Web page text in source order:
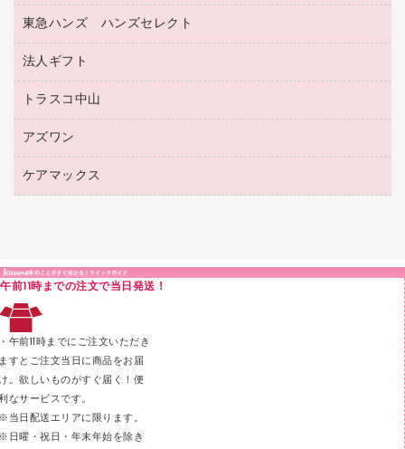
ファイルボックス
パイプ式ファイル
その他ファイル
クリヤーホルダー
クリヤーブック（差替式）
クリヤーブック（固定式）
Ｚ式ファイル
２穴リフィル・２穴インデックス
ホワイトボード用マーカー
ボールペン（油性）
ボールペン（ゲルインク）
シャープペンシル用替芯
電話台
接着用品
針なしステープラー
紙めくり
裁断機
印章用品
ラベル類
メンディングテープ
メッシュケース／ペンケース
フロアケース
店舗運営用品
陳列什器
紙手提げ袋
レジ・ポリ袋
ディスプレイ用品
カウンター／お会計用品
東急ハンズ ハンズセレクト
東急ハンズ
法人ギフト
高島屋
高島屋（食品・飲料）
カウネットギフト（食品・飲料）
トラスコ中山
建築・作業用品
アズワン
医療・介護用品（食品・飲料・食添製品）
ケアマックス
午前11時までの注文で当日発送！
午前11時までにご注文いただき
すとご注文当日に商品をお届
。欲しいものがすぐ届く！便
なサービスです。
当日配送エリアに限ります。
日曜・祝日・年末年始を除き